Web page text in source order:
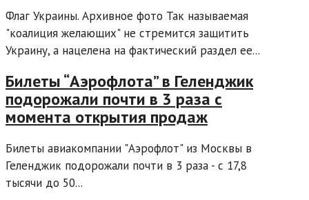
Флаг Украины. Архивное фото Так называемая
"коалиция желающих" не стремится защитить
Украину, а нацелена на фактический раздел ее...
Билеты “Аэрофлота” в Геленджик
подорожали почти в 3 раза с
момента открытия продаж
Билеты авиакомпании "Аэрофлот" из Москвы в
Геленджик подорожали почти в 3 раза - с 17,8
тысячи до 50...